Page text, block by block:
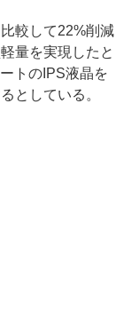
較して22%削減
量を実現したと
トのIPS液晶を
としている。